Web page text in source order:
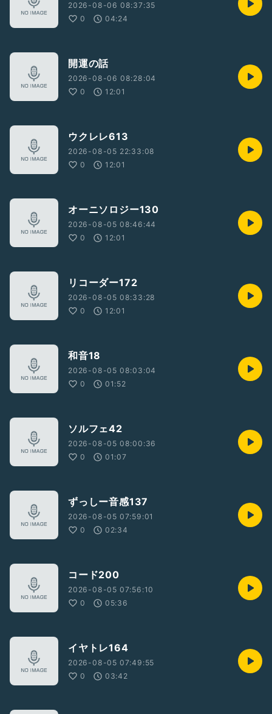
2026-08-06 08:37:35
0
04:24
開運の話
2026-08-06 08:28:04
0
12:01
ウクレレ613
2026-08-05 22:33:08
0
12:01
オーニソロジー130
2026-08-05 08:46:44
0
12:01
リコーダー172
2026-08-05 08:33:28
0
12:01
和音18
2026-08-05 08:03:04
0
01:52
ソルフェ42
2026-08-05 08:00:36
0
01:07
ずっしー音感137
2026-08-05 07:59:01
0
02:34
コード200
2026-08-05 07:56:10
0
05:36
イヤトレ164
2026-08-05 07:49:55
0
03:42